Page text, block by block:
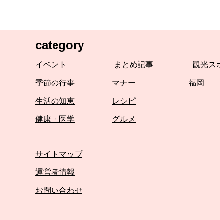
category
イベント まとめ記事 観光ス
季節の行事 マナー 福岡
生活の知恵 レシピ
健康・医学 グルメ
サイトマップ
運営者情報
お問い合わせ